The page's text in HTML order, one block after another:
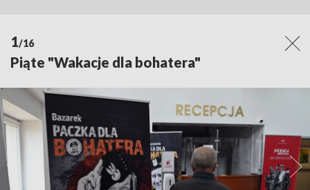
1/16
Piąte "Wakacje dla bohatera"